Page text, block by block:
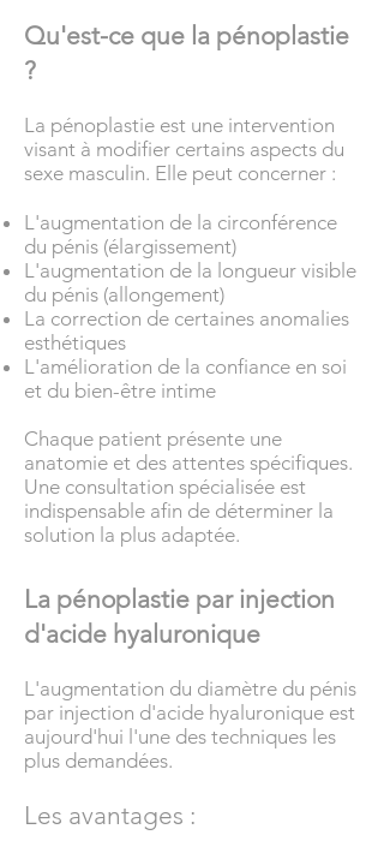
Qu'est-ce que la pénoplastie
?
La pénoplastie est une intervention
visant à modifier certains aspects du
sexe masculin. Elle peut concerner :
L'augmentation de la circonférence
du pénis (élargissement)
L'augmentation de la longueur visible
du pénis (allongement)
La correction de certaines anomalies
esthétiques
L'amélioration de la confiance en soi
et du bien-être intime
Chaque patient présente une
anatomie et des attentes spécifiques.
Une consultation spécialisée est
indispensable afin de déterminer la
solution la plus adaptée.
La pénoplastie par injection
d'acide hyaluronique
L'augmentation du diamètre du pénis
par injection d'acide hyaluronique est
aujourd'hui l'une des techniques les
plus demandées.
Les avantages :